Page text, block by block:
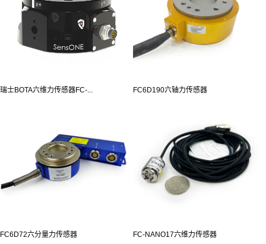
瑞士BOTA六维力传感器FC-... FC6D190六轴力传感器
FC6D72六分量力传感器 FC-NANO17六维力传感器